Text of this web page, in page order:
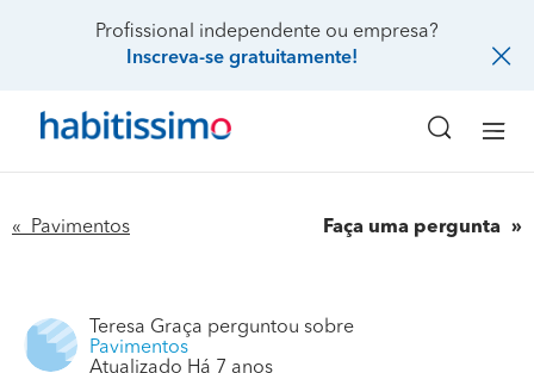
Profissional independente ou empresa?
Inscreva-se gratuitamente!
« Pavimentos Faça uma pergunta
Teresa Graça perguntou sobre
Pavimentos
Atualizado Há 7 anos